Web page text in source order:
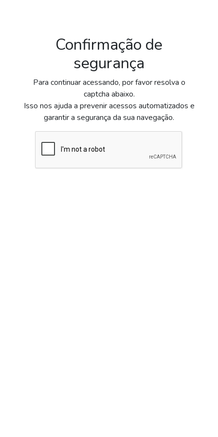
Confirmação de
segurança
Para continuar acessando, por favor resolva o
captcha abaixo.
Isso nos ajuda a prevenir acessos automatizados e
garantir a segurança da sua navegação.